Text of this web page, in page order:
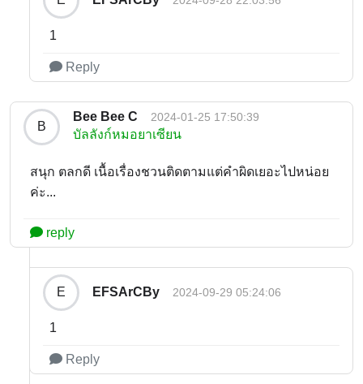
1
Reply
B
Bee Bee C 2024-01-25 17:50:39
บัลลังก์หมอยาเซียน
สนุก ตลกดี เนื้อเรื่องชวนติดตามแต่คำผิดเยอะไปหน่อย
ค่ะ...
reply
E EFSArCBy 2024-09-29 05:24:06
1
Reply